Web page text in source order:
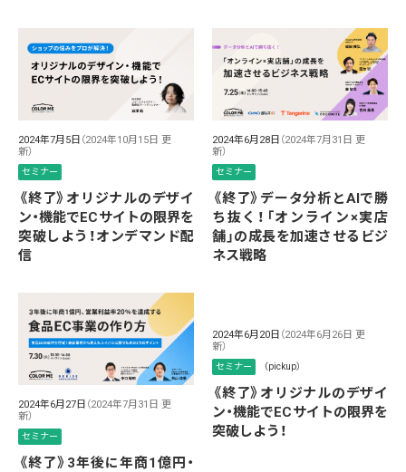
2024年7月5日 （2024年10月15日 更
新）
セミナー
《終了》オリジナルのデザイ
ン・機能でECサイトの限界を
突破しよう！オンデマンド配
信
2024年6月28日 （2024年7月31日 更
新）
セミナー
《終了》データ分析とAIで勝
ち抜く！「オンライン×実店
舗」の成長を加速させるビジ
ネス戦略
2024年6月27日 （2024年7月31日 更
新）
セミナー
《終了》3年後に年商1億円・
2024年6月20日 （2024年6月26日 更
新）
セミナー （pickup）
《終了》オリジナルのデザイ
ン・機能でECサイトの限界を
突破しよう！